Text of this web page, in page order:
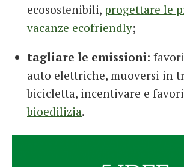
ecosostenibili, progettare le
vacanze ecofriendly;
tagliare le emissioni:
auto elettriche, muoversi in
bicicletta, incentivare e
bioedilizia.